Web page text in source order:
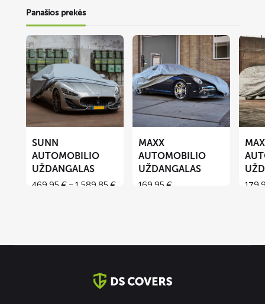
Panašios prekės
Lees
meer
over
SUNN
automobilio
uždangalas
SUNN
AUTOMOBILIO
UŽDANGALAS
469,95 €–1.589,85 €Price
Lees
meer
over
MAXX
automobilio
uždangalas
MAXX
AUTOMOBILIO
UŽDANGALAS
169,95€
Lees
meer
over
MAXX
SW